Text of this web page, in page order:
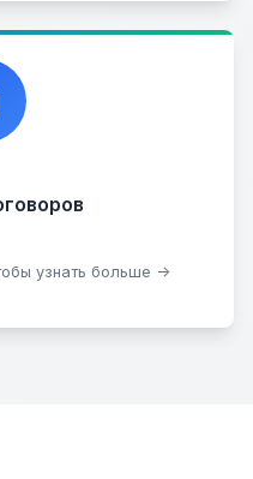
узнать больше →